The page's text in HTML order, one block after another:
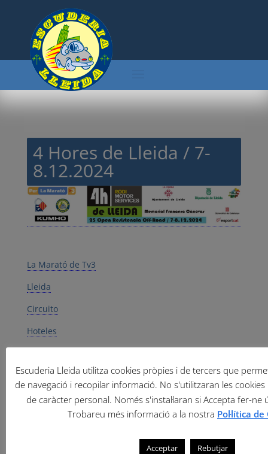
4 Hores de Lleida / 7-
8.12.2024
La Marató de Tv3
Lleida
Circuito
Hoteles
Datos del Organizador 4H – 2024
Palmarés – 2024
Reglamento 4H – 2024 – v2 – Aprobado FCA
Escuderia Lleida utilitza cookies pròpies i de tercers que
de navegació i recopilar informació. No s'utilitzaran les
de caràcter personal. Només s'instal·laran si Accepta fer-ne
Trobareu més informació a la nostra Pol·lítica
Acceptar Rebutjar